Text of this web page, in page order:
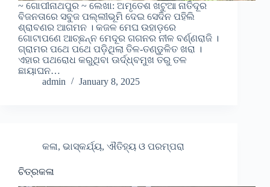
~ ଗୋପୀନାଥପୁର ~ ଲେଖା: ଅମୃତେଶ ଖଟୁଆ ନାତିଦୂର
ବିଜନତାରେ ସବୁଜ ପଲ୍ଲୀଭୂମି ଦେଇ ସେଦିନ ପହିଲି
ଶ୍ରାବଣର ଆଗମନ । କଜଳ ମେଘ ଉହାଡ଼ରେ
ଗୋଟାପଣେ ଆଚ୍ଛନ୍ନ ମେଦୂର ଗଗନର ନୀଳ ବର୍ଣ୍ଣରାଜି ।
ଗ୍ରାମର ପଥେ ପଥେ ପଡ଼ିଥିଲା ତିଳ-ତଣ୍ଡୁଳିତ ଖରା ।
ଏହାର ପଥରୋଧ କରୁଥିବା ଊର୍ଦ୍ଧ୍ବମୁଖ ତରୁ ତଳ
ଛାୟାଘନ…
admin
January 8, 2025
କଳା, ଭାସ୍କର୍ଯ୍ୟ, ଐତିହ୍ୟ ଓ ପରମ୍ପରା
ଚିତ୍ରକଳା